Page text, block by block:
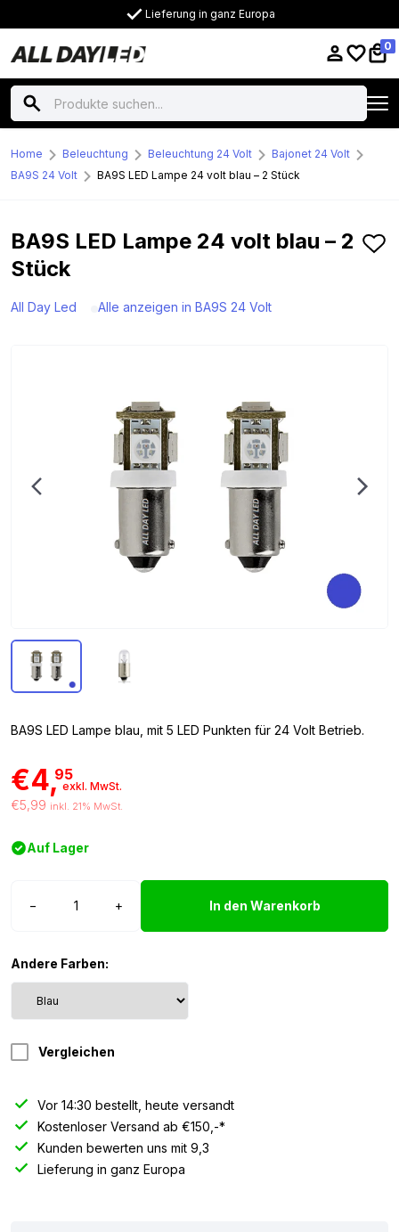
Lieferung in ganz Europa
0
Home Beleuchtung Beleuchtung 24 Volt
Bajonet 24 Volt
BA9S 24 Volt
BA9S LED Lampe 24 volt blau – 2 Stück
BA9S LED Lampe 24 volt blau – 2
Stück
All Day Led Alle anzeigen in BA9S 24 Volt
BA9S LED Lampe blau, mit 5 LED Punkten für 24 Volt Betrieb.
€4,95
exkl. MwSt.
€5,99 inkl. 21% MwSt.
Auf Lager
−
LED
-
Stück
+ In den Warenkorb
Andere Farben:
Vergleichen
Vor 14:30 bestellt, heute versandt
Kostenloser Versand ab €150,-*
Kunden bewerten uns mit 9,3
Lieferung in ganz Europa